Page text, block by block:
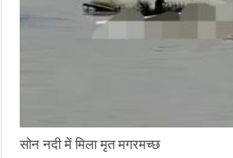
सोन नदी में मिला मृत मगरमच्छ